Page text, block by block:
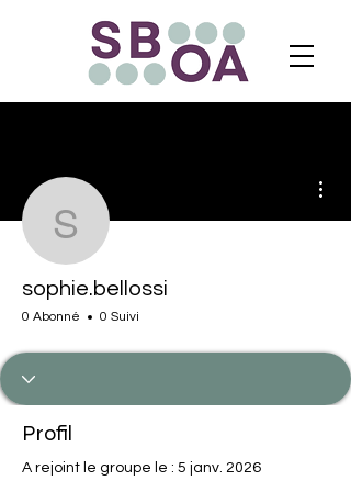
sophie.bellossi
sophie.bellossi
0 Abonné 0 Suivi
Profil
A rejoint le groupe le : 5 janv. 2026